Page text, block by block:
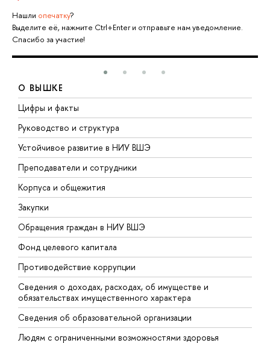
Нашли опечатку?
Выделите её, нажмите Ctrl+Enter и отправьте нам уведомление.
Спасибо за участие!
О ВЫШКЕ
Цифры и факты
Руководство и структура
Устойчивое развитие в НИУ ВШЭ
Преподаватели и сотрудники
Корпуса и общежития
Закупки
Обращения граждан в НИУ ВШЭ
Фонд целевого капитала
Противодействие коррупции
Сведения о доходах, расходах, об имуществе и
обязательствах имущественного характера
Сведения об образовательной организации
Людям с ограниченными возможностями здоровья